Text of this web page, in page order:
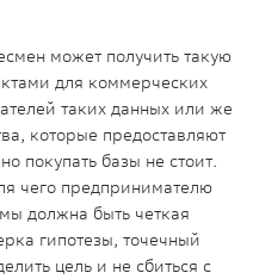
может получить такую
для коммерческих
таких данных или же
которые предоставляют
покупать базы не стоит.
чего предпринимателю
должна быть четкая
гипотезы, точечный
цель и не сбиться с